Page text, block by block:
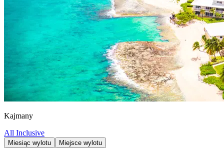
Kajmany
All Inclusive
Miesiąc wylotu Miejsce wylotu